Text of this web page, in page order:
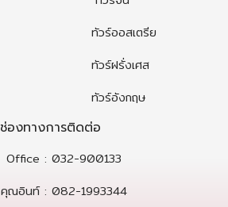
ทัวร์ออสเตรีย
ทัวร์ฝรั่งเศส
ทัวร์อังกฤษ
ช่องทางการติดต่อ
Office : 032-900133
คุณอินท์ : 082-1993344